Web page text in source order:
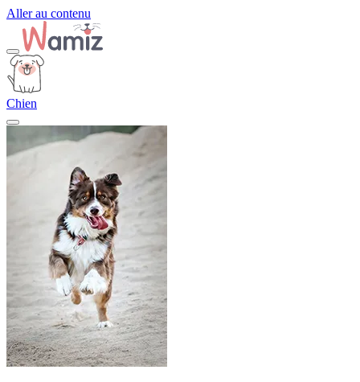
Aller au contenu
Chien